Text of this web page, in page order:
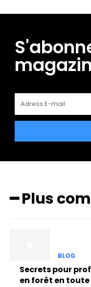
━ Plus
BLOG
Secrets pour
en forêt en